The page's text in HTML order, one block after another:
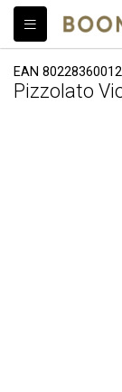
EAN
Pizzolato